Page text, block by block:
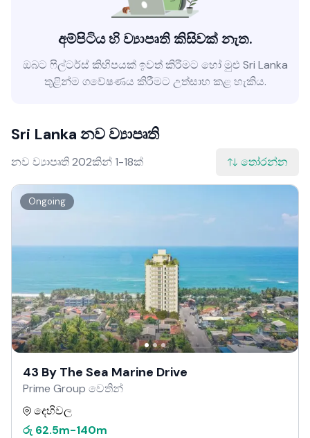
අම්පිටිය හි ව්‍යාපෘති කිසිවක් නැත.
ඔබට ෆිල්ටර්ස් කිහිපයක් ඉවත් කිරීමට හෝ මුළු Sri Lanka
තුළින්ම ගවේෂණය කිරීමට උත්සාහ කළ හැකිය.
Sri Lanka නව ව්‍යාපෘති
නව ව්‍යාපෘති 202කින් 1-18ක් තෝරන්න
Ongoing
43 By The Sea Marine Drive
Prime Group වෙතින්
දෙහිවල
රු 62.5m-140m